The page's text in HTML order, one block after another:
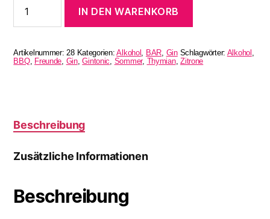
THYME
IN DEN WARENKORB
Artikelnummer:28 Kategorien:Alkohol , BAR, Gin Schlagwörter: Alkohol ,
BBQ, Freunde, Gin,Gintonic, Sommer, Thymian,Zitrone
Beschreibung
Zusätzliche Informationen
Beschreibung